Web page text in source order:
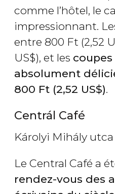
comme l’hôtel, le
impressionnant.
entre 800 Ft (2,52
US$), et les
absolument
800 Ft (2,52 US$).
Centrál Café
Károlyi Mihály utca
Le Central Café a
rendez-vous des